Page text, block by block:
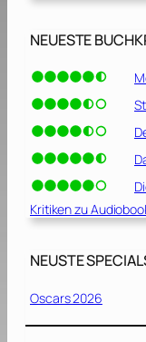
NEUESTE
Kritiken zu
NEUSTE
Oscars 2026